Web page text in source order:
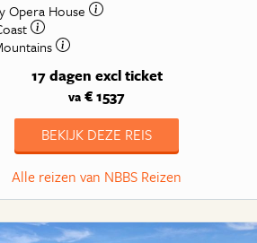
Opera House
17 dagen excl ticket
va € 1537
BEKIJK DEZE REIS
Alle reizen van NBBS Reizen